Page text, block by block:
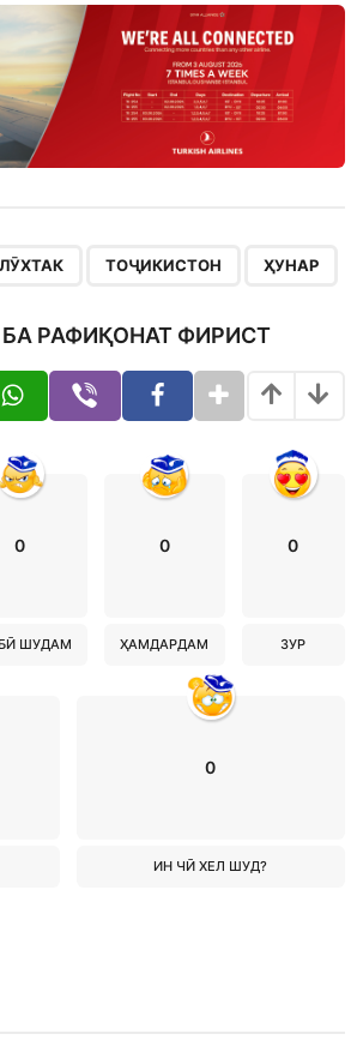
ЛӮХТАК ТОҶИКИСТОН ҲУНАР
РАФИҚОНАТ ФИРИСТ
0
ШУДАМ
0
ҲАМДАРДАМ
0
ЗУР
0
ИН ЧӢ ХЕЛ ШУД?